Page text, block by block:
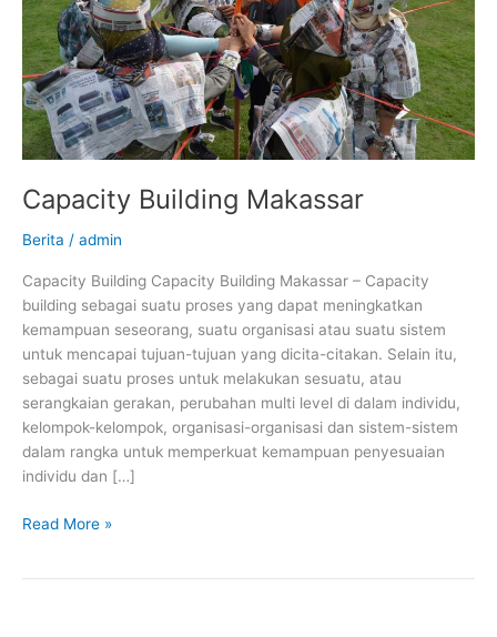
Capacity Building Makassar
Berita / admin
Capacity Building Capacity Building Makassar – Capacity
building sebagai suatu proses yang dapat meningkatkan
kemampuan seseorang, suatu organisasi atau suatu sistem
untuk mencapai tujuan-tujuan yang dicita-citakan. Selain itu,
sebagai suatu proses untuk melakukan sesuatu, atau
serangkaian gerakan, perubahan multi level di dalam individu,
kelompok-kelompok, organisasi-organisasi dan sistem-sistem
dalam rangka untuk memperkuat kemampuan penyesuaian
individu dan […]
Read More »